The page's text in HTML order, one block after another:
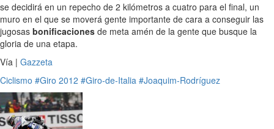
se decidirá en un repecho de 2 kilómetros a cuatro para el final, un
muro en el que se moverá gente importante de cara a conseguir las
jugosas bonificaciones de meta amén de la gente que busque la
gloria de una etapa.
Vía | Gazzeta
Ciclismo #Giro 2012 #Giro-de-Italia #Joaquim-Rodríguez